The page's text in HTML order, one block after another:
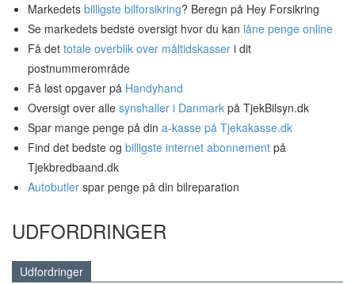
Markedets billigste bilforsikring? Beregn på Hey Forsikring
Se markedets bedste oversigt hvor du kan låne penge online
Få det totale overblik over måltidskasser i dit
postnummerområde
Få løst opgaver på Handyhand
Oversigt over alle synshaller i Danmark på TjekBilsyn.dk
Spar mange penge på din a-kasse på Tjekakasse.dk
Find det bedste og billigste internet abonnement på
Tjekbredbaand.dk
Autobutler spar penge på din bilreparation
UDFORDRINGER
Udfordringer